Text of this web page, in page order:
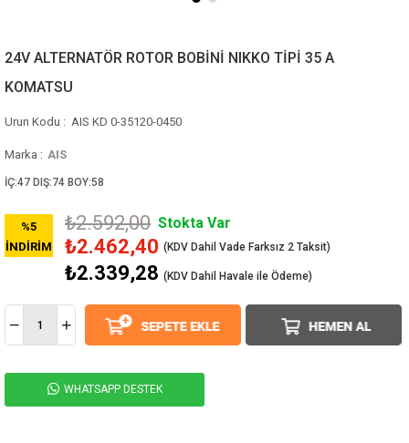
24V ALTERNATÖR ROTOR BOBİNİ NIKKO TİPİ 35 A
KOMATSU
AIS KD 0-35120-0450
Marka : AIS
İÇ:47 DIŞ:74 BOY:58
%5
İNDIRIM
₺2.592,00 Stokta Var
₺2.462,40
₺2.339,28 (KDV Dahil Havale ile Ödeme)
WHATSAPP DESTEK